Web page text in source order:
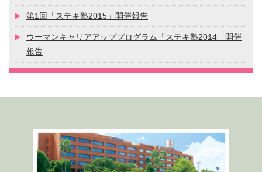
第1回「ステキ塾2015」開催報告
ウーマンキャリアアッププログラム「ステキ塾2014」開催
報告